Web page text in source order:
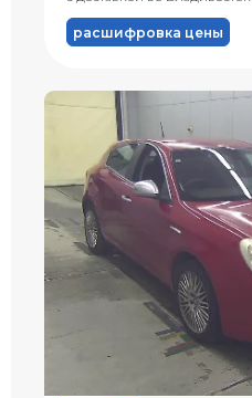
расшифровка цены